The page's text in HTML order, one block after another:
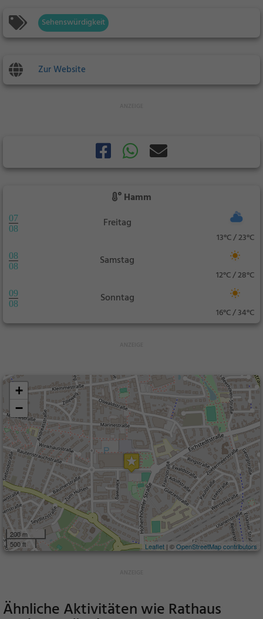
Sehenswürdigkeit
Zur Website
Hamm
07
08
Freitag
13°C / 23°C
08
08
Samstag
12°C / 28°C
09
08
Sonntag
16°C / 34°C
+
−
200 m
500 ft
Leaflet | ©OpenStreetMap contributors
Ähnliche Aktivitäten wie Rathaus